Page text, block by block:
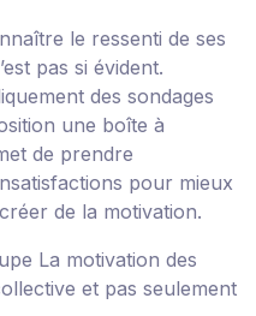
le ressenti de ses
pas si évident.
des sondages
une boîte à
de prendre
pour mieux
de la motivation.
La motivation des
et pas seulement